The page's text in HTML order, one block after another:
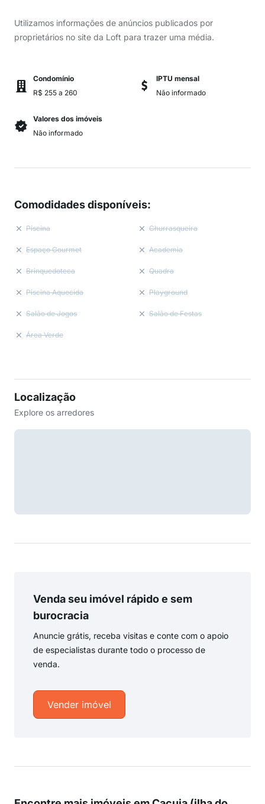
Utilizamos informações de anúncios publicados por
proprietários no site da Loft para trazer uma média.
Condomínio
R$ 255 a 260
IPTU mensal
Não informado
Valores dos imóveis
Não informado
Comodidades disponíveis:
Piscina Churrasqueira
Espaço Gourmet Academia
Brinquedoteca Quadra
Piscina Aquecida Playground
Salão de Jogos Salão de Festas
Área Verde
Localização
Explore os arredores
Venda seu imóvel rápido e sem
burocracia
Anuncie grátis, receba visitas e conte com o apoio
de especialistas durante todo o processo de
venda.
Vender imóvel